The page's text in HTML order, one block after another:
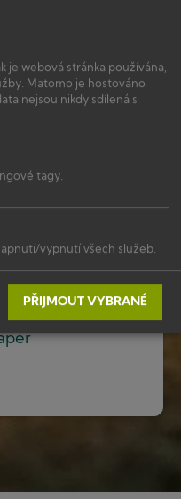
plán
Pěstební plán
je webová stránka používána,
Matomo je hostováno
nejsou nikdy sdílená s
tagy.
vypnutí všech služeb.
PŘIJMOUT VYBRANÉ